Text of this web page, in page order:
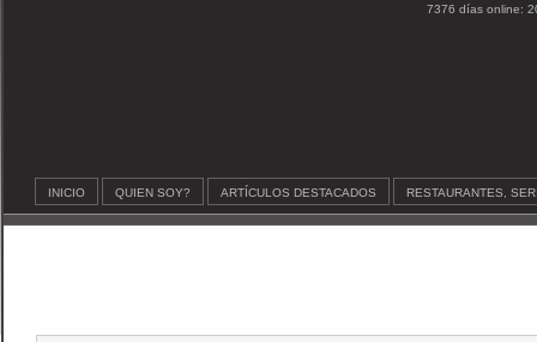
7376 días online:
INICIO QUIEN SOY? ARTÍCULOS DESTACADOS RESTAURANTES,